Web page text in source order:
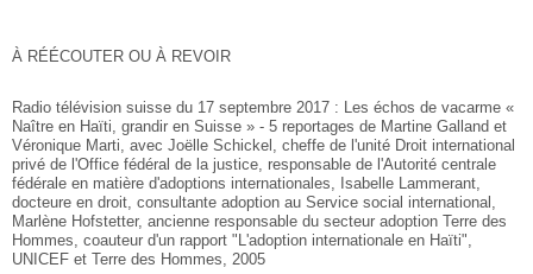
À RÉÉCOUTER OU À REVOIR
Radio télévision suisse du 17 septembre 2017 : Les échos de vacarme «
Naître en Haïti, grandir en Suisse » - 5 reportages de Martine Galland et
Véronique Marti, avec Joëlle Schickel, cheffe de lʹunité Droit international
privé de lʹOffice fédéral de la justice, responsable de l'Autorité centrale
fédérale en matière d'adoptions internationales, Isabelle Lammerant,
docteure en droit, consultante adoption au Service social international,
Marlène Hofstetter, ancienne responsable du secteur adoption Terre des
Hommes, coauteur dʹun rapport "Lʹadoption internationale en Haïti",
UNICEF et Terre des Hommes, 2005